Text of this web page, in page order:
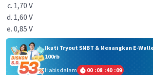
1,70 V
1,60 V
0,85 V
Ikuti Tryout SNBT & Menangkan E-
100rb
Habis dalam
00 :08 :40 :09